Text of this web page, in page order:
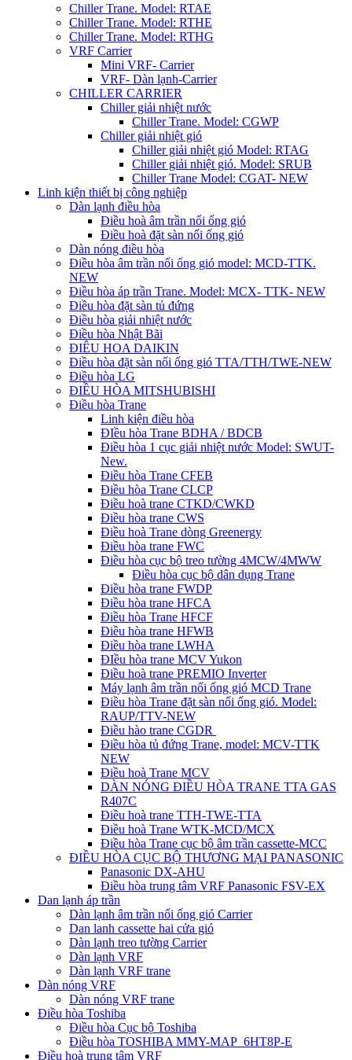
Chiller Trane. Model: RTAE
Chiller Trane. Model: RTHE
Chiller Trane. Model: RTHG
VRF Carrier
Mini VRF- Carrier
VRF- Dàn lạnh-Carrier
CHILLER CARRIER
Chiller giải nhiệt nước
Chiller Trane. Model: CGWP
Chiller giải nhiệt gió
Chiller giải nhiệt gió Model: RTAG
Chiller giải nhiệt gió. Model: SRUB
Chiller Trane Model: CGAT- NEW
Linh kiện thiết bị công nghiệp
Dàn lạnh điều hòa
Điều hoà âm trần nối ống gió
Điều hoà đặt sàn nối ống gió
Dàn nóng điều hòa
Điều hòa âm trần nối ống gió model: MCD-TTK.
NEW
Điều hòa áp trần Trane. Model: MCX- TTK- NEW
Điều hòa đặt sàn tủ đứng
Điều hòa giải nhiệt nước
Điều hòa Nhật Bãi
ĐIÊU HOA DAIKIN
Điều hòa đặt sàn nối ống gió TTA/TTH/TWE-NEW
Điều hòa LG
ĐIỀU HÒA MITSHUBISHI
Điều hòa Trane
Linh kiện điều hòa
ĐIều hòa Trane BDHA / BDCB
Điều hòa 1 cục giải nhiệt nước Model: SWUT-
New.
Điều hòa Trane CFEB
Điều hòa Trane CLCP
Điều hoà trane CTKD/CWKD
Điều hòa trane CWS
Điều hoà Trane dòng Greenergy
Điều hòa trane FWC
Điều hòa cục bộ treo tường 4MCW/4MWW
Điều hòa cục bộ dân dụng Trane
Điều hòa trane FWDP
Điều hòa trane HFCA
Điều hòa Trane HFCF
Điều hòa trane HFWB
Điều hòa trane LWHA
ĐIều hòa trane MCV Yukon
Điều hoà trane PREMIO Inverter
Máy lạnh âm trần nối ống gió MCD Trane
Điều hòa Trane đặt sàn nối ống gió. Model:
RAUP/TTV-NEW
Điều hào trane CGDR
Điều hòa tủ đứng Trane, model: MCV-TTK
NEW
Điều hoà Trane MCV
DÀN NÓNG ĐIỀU HÒA TRANE TTA GAS
R407C
Điều hoà trane TTH-TWE-TTA
Điều hoà Trane WTK-MCD/MCX
Điều hòa Trane cục bộ âm trần cassette-MCC
ĐIỀU HÒA CỤC BỘ THƯƠNG MẠI PANASONIC
Panasonic DX-AHU
Điều hòa trung tâm VRF Panasonic FSV-EX
Dan lạnh áp trần
Dàn lạnh âm trần nối ống gió Carrier
Dan lanh cassette hai cửa gió
Dàn lạnh treo tường Carrier
Dàn lạnh VRF
Dàn lạnh VRF trane
Dàn nóng VRF
Dàn nóng VRF trane
Điều hòa Toshiba
Điều hòa Cục bộ Toshiba
Điều hòa TOSHIBA MMY-MAP_6HT8P-E
Điều hoà trung tâm VRF